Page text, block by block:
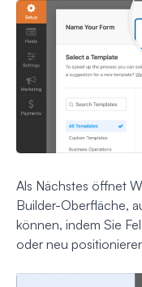
Als Nächstes öffnet
Builder-Oberfläche,
können, indem Sie
oder neu